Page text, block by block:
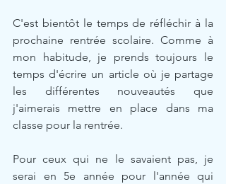
C'est bientôt le temps de réfléchir à la
prochaine rentrée scolaire. Comme à
mon habitude, je prends toujours le
temps d'écrire un article où je partage
les différentes nouveautés que
j'aimerais mettre en place dans ma
classe pour la rentrée.
Pour ceux qui ne le savaient pas, je
serai en 5e année pour l'année qui